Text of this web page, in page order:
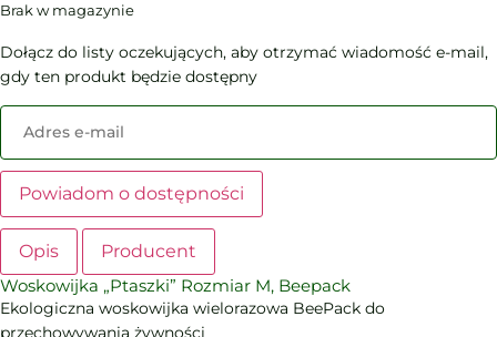
Brak w magazynie
Dołącz do listy oczekujących, aby otrzymać wiadomość e-mail,
gdy ten produkt będzie dostępny
Enter
your
email
address
to
join
the
waitlist
for
Powiadom o dostępności
Opis
Producent
Woskowijka „Ptaszki” Rozmiar M, Beepack
Ekologiczna woskowijka wielorazowa BeePack do
przechowywania żywności